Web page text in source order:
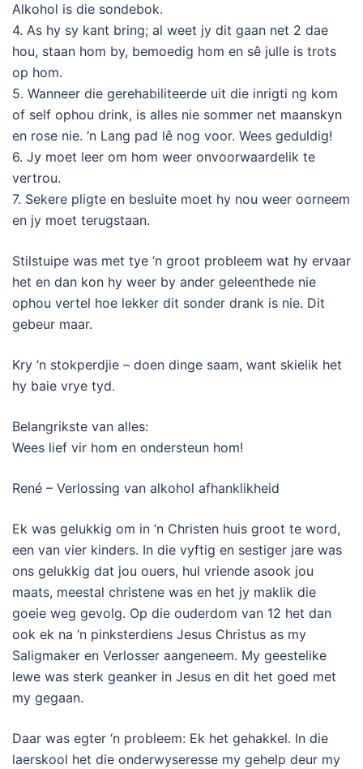
Alkohol is die sondebok.
4. As hy sy kant bring; al weet jy dit gaan net 2 dae
hou, staan hom by, bemoedig hom en sê julle is trots
op hom.
5. Wanneer die gerehabiliteerde uit die inrigti ng kom
of self ophou drink, is alles nie sommer net maanskyn
en rose nie. ‘n Lang pad lê nog voor. Wees geduldig!
6. Jy moet leer om hom weer onvoorwaardelik te
vertrou.
7. Sekere pligte en besluite moet hy nou weer oorneem
en jy moet terugstaan.
Stilstuipe was met tye ‘n groot probleem wat hy ervaar
het en dan kon hy weer by ander geleenthede nie
ophou vertel hoe lekker dit sonder drank is nie. Dit
gebeur maar.
Kry ‘n stokperdjie – doen dinge saam, want skielik het
hy baie vrye tyd.
Belangrikste van alles:
Wees lief vir hom en ondersteun hom!
René – Verlossing van alkohol afhanklikheid
Ek was gelukkig om in ‘n Christen huis groot te word,
een van vier kinders. In die vyftig en sestiger jare was
ons gelukkig dat jou ouers, hul vriende asook jou
maats, meestal christene was en het jy maklik die
goeie weg gevolg. Op die ouderdom van 12 het dan
ook ek na ‘n pinksterdiens Jesus Christus as my
Saligmaker en Verlosser aangeneem. My geestelike
lewe was sterk geanker in Jesus en dit het goed met
my gegaan.
Daar was egter ‘n probleem: Ek het gehakkel. In die
laerskool het die onderwyseresse my gehelp deur my